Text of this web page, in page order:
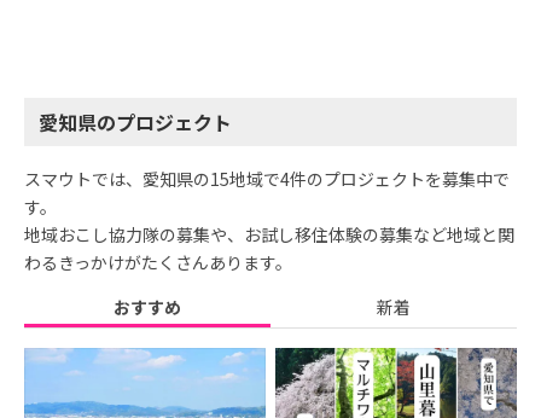
愛知県のプロジェクト
スマウトでは、愛知県の15地域で4件のプロジェクトを募集中で
す。
地域おこし協力隊の募集や、お試し移住体験の募集など地域と関
わるきっかけがたくさんあります。
おすすめ
新着